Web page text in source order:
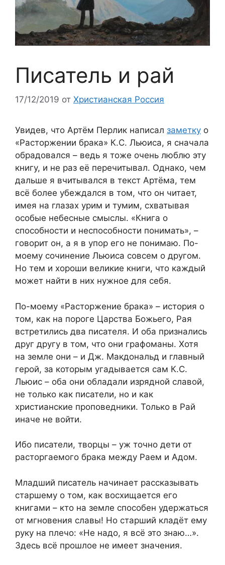
Писатель и рай
17/12/2019 от Христианская Россия
Увидев, что Артём Перлик написал заметку о
«Расторжении брака» К.С. Льюиса, я сначала
обрадовался – ведь я тоже очень люблю эту
книгу, и не раз её перечитывал. Однако, чем
дальше я вчитывался в текст Артёма, тем
всё более убеждался в том, что он читает,
имея на глазах урим и тумим, схватывая
особые небесные смыслы. «Книга о
способности и неспособности понимать», –
говорит он, а я в упор его не понимаю. По-
моему сочинение Льюиса совсем о другом.
Но тем и хороши великие книги, что каждый
может найти в них нужное для себя.
По-моему «Расторжение брака» – история о
том, как на пороге Царства Божьего, Рая
встретились два писателя. И оба признались
друг другу в том, что они графоманы. Хотя
на земле они – и Дж. Макдональд и главный
герой, за которым угадывается сам К.С.
Льюис – оба они обладали изрядной славой,
не только как писатели, но и как
христианские проповедники. Только в Рай
иначе не войти.
Ибо писатели, творцы – уж точно дети от
расторгаемого брака между Раем и Адом.
Младший писатель начинает рассказывать
старшему о том, как восхищается его
книгами – кто на земле способен удержаться
от мгновения славы! Но старший кладёт ему
руку на плечо: «Не надо, я всё это знаю…».
Здесь всё прошлое не имеет значения.